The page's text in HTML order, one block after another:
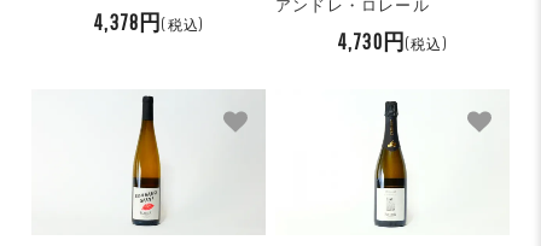
4,378円(税込)
アンドレ・ロレール
4,730円 (税込)